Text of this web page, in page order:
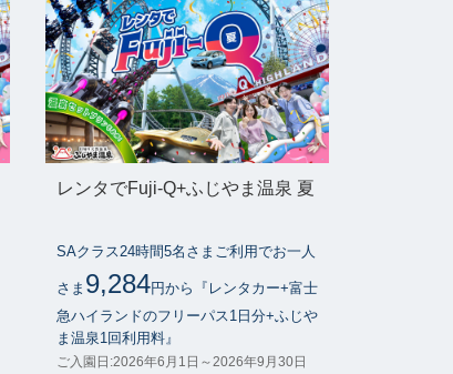
レンタでFuji-Q+ふじやま温泉 夏
SAクラス24時間5名さまご利用でお一人
さま 9,284円から『レンタカー+富士
急ハイランドのフリーパス1日分+ふじや
ま温泉1回利用料』
ご入園日:2026年6月1日～2026年9月30日